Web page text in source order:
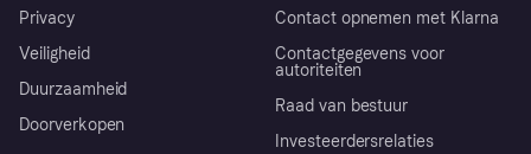
Privacy
Veiligheid
Duurzaamheid
Doorverkopen
Contact opnemen met Klarna
Contactgegevens voor
autoriteiten
Raad van bestuur
Investeerdersrelaties